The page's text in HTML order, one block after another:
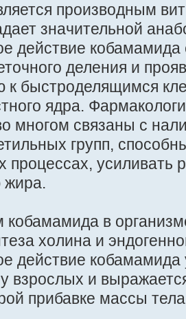
производным
значительной
действие
деления и
к быстроделящимся
ядра.
многом связаны с
групп,
процессах, усиливать
жира.
в
холина и
действие кобамамида
взрослых и
прибавке массы